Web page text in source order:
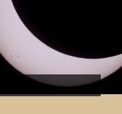
a group of
solar
a group of